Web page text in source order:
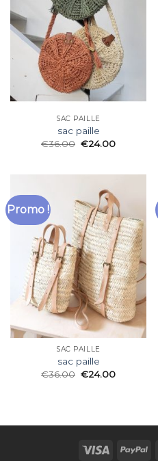
SAC PAILLE
sac paille
€36.00 €24.00
Promo !
SAC PAILLE
sac paille
€36.00 €24.00